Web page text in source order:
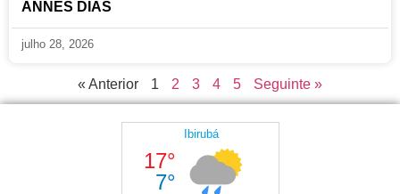
ANNES DIAS
julho 28, 2026
« Anterior 1 2 3 4 5 Seguinte »